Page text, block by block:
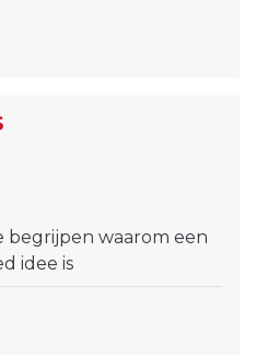
begrijpen waarom een
idee is